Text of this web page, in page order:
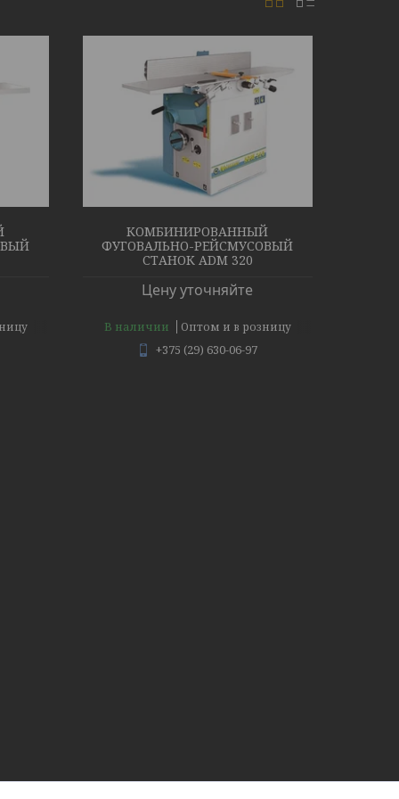
КОМБИНИРОВАННЫЙ
ФУГОВАЛЬНО-РЕЙСМУСОВЫЙ
СТАНОК ADM 320
Цену уточняйте
В наличии Оптом и в розницу
+375 (29) 630-06-97